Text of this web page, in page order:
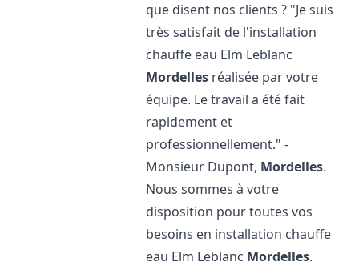
que disent nos clients ? "Je suis
très satisfait de l'installation
chauffe eau Elm Leblanc
Mordelles réalisée par votre
équipe. Le travail a été fait
rapidement et
professionnellement." -
Monsieur Dupont, Mordelles.
Nous sommes à votre
disposition pour toutes vos
besoins en installation chauffe
eau Elm Leblanc Mordelles.